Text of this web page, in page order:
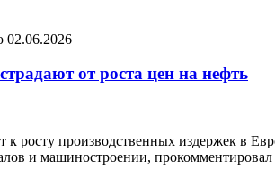
02.06.2026
от роста цен на нефть
росту производственных издержек в
и машиностроении,